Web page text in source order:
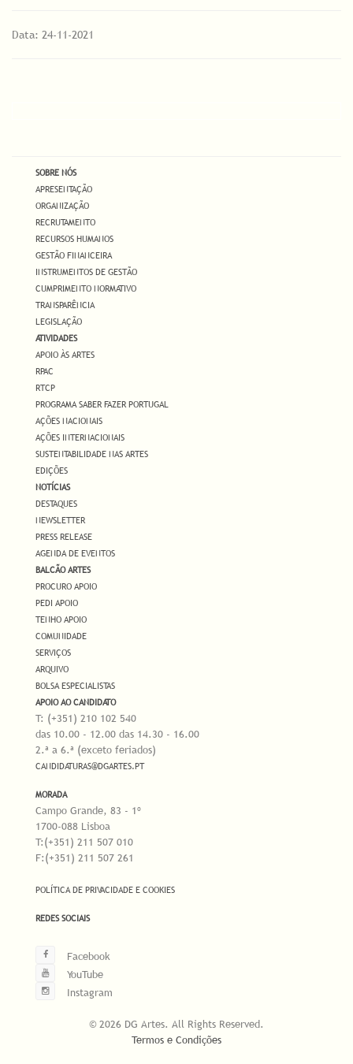
Data: 24-11-2021
SOBRE NÓS
APRESENTAÇÃO
ORGANIZAÇÃO
RECRUTAMENTO
RECURSOS HUMANOS
GESTÃO FINANCEIRA
INSTRUMENTOS DE GESTÃO
CUMPRIMENTO NORMATIVO
TRANSPARÊNCIA
LEGISLAÇÃO
ATIVIDADES
APOIO ÀS ARTES
RPAC
RTCP
PROGRAMA SABER FAZER PORTUGAL
AÇÕES NACIONAIS
AÇÕES INTERNACIONAIS
SUSTENTABILIDADE NAS ARTES
EDIÇÕES
NOTÍCIAS
DESTAQUES
NEWSLETTER
PRESS RELEASE
AGENDA DE EVENTOS
BALCÃO ARTES
PROCURO APOIO
PEDI APOIO
TENHO APOIO
COMUNIDADE
SERVIÇOS
ARQUIVO
BOLSA ESPECIALISTAS
APOIO AO CANDIDATO
T: (+351) 210 102 540
das 10.00 - 12.00 das 14.30 - 16.00
2.ª a 6.ª (exceto feriados)
CANDIDATURAS@DGARTES.PT
MORADA
Campo Grande, 83 - 1º
1700-088 Lisboa
T:(+351) 211 507 010
F:(+351) 211 507 261
POLÍTICA DE PRIVACIDADE E COOKIES
REDES SOCIAIS
Facebook
YouTube
Instagram
© 2026 DG Artes. All Rights Reserved.
Termos e Condições